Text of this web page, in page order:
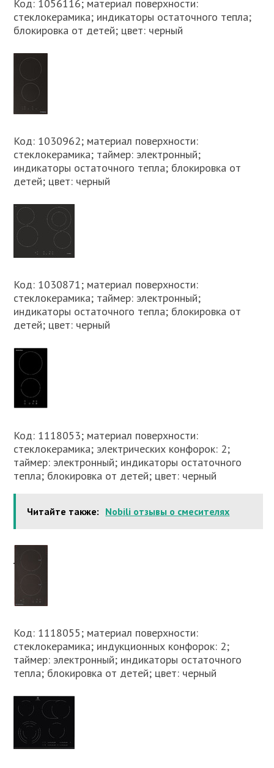
Код: 1056116; материал поверхности:
стеклокерамика; индикаторы остаточного тепла;
блокировка от детей; цвет: черный
Код: 1030962; материал поверхности:
стеклокерамика; таймер: электронный;
индикаторы остаточного тепла; блокировка от
детей; цвет: черный
Код: 1030871; материал поверхности:
стеклокерамика; таймер: электронный;
индикаторы остаточного тепла; блокировка от
детей; цвет: черный
Код: 1118053; материал поверхности:
стеклокерамика; электрических конфорок: 2;
таймер: электронный; индикаторы остаточного
тепла; блокировка от детей; цвет: черный
Читайте также: Nobili отзывы о смесителях
Код: 1118055; материал поверхности:
стеклокерамика; индукционных конфорок: 2;
таймер: электронный; индикаторы остаточного
тепла; блокировка от детей; цвет: черный